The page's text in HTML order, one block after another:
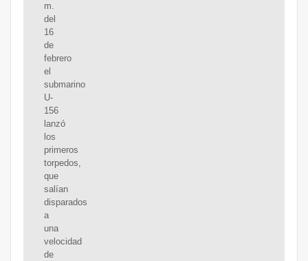
m.
del
16
de
febrero
el
submarino
U-
156
lanzó
los
primeros
torpedos,
que
salían
disparados
a
una
velocidad
de